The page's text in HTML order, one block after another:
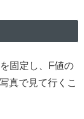
固定し、F値の
真で見て行くこ